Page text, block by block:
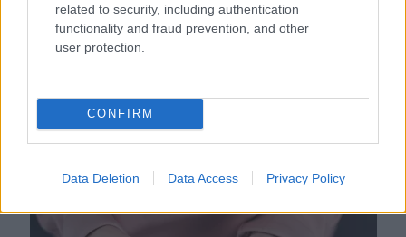
related to security, including authentication
functionality and fraud prevention, and other
user protection.
CONFIRM
Data Deletion Data Access Privacy Policy
érzelmi intelligenciára utalhat